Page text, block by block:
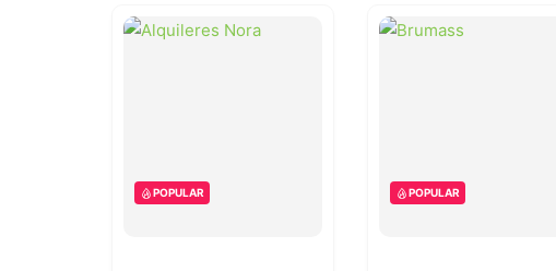
POPULAR POPULAR